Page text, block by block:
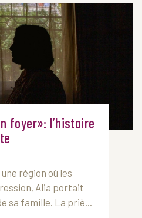
foyer»: l’histoire
région où les
Alia portait
sa famille. La priè...